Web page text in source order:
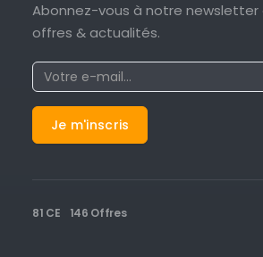
Abonnez-vous à notre newsletter
offres & actualités.
81 CE 146 Offres